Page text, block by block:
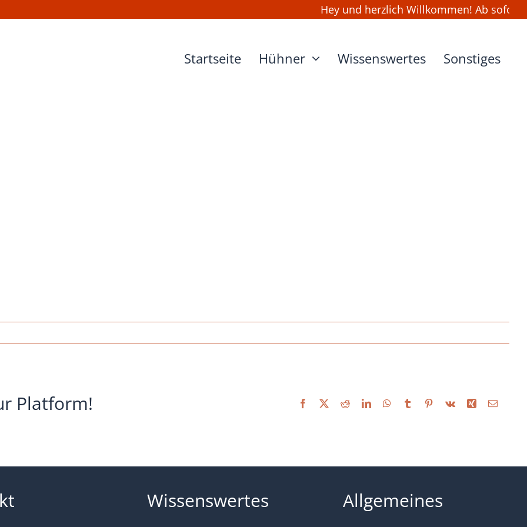
Hey und herzlich Willkommen! Ab sofort
Startseite Hühner Wissenswertes Sonstiges
Platform! Facebook RedditLinkedInWhatsApp
Tumblr Pinterest
Vk Xing Email
Wissenswertes Allgemeines